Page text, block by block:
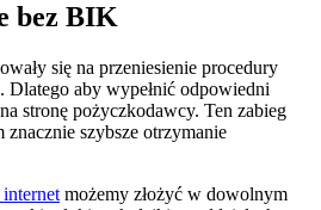
bez BIK
się na przeniesienie procedury
Dlatego aby wypełnić odpowiedni
stronę pożyczkodawcy. Ten zabieg
szybsze otrzymanie
możemy złożyć w dowolnym